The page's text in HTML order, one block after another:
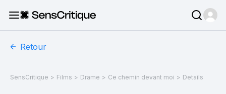
Retour
SensCritique > Films > Drame > Ce chemin devant moi > Details